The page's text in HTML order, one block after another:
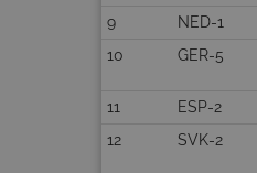
9
NED-1
10
GER-5
11 ESP-2
12
SVK-2